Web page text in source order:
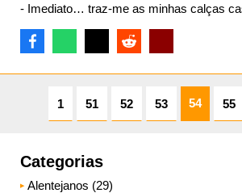
- Imediato… traz-me as minhas calças
1 51 52 53 54 55
Categorias
Alentejanos (29)